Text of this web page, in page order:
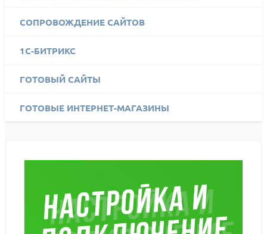
СОПРОВОЖДЕНИЕ САЙТОВ
1C-БИТРИКС
ГОТОВЫЙ САЙТЫ
ГОТОВЫЕ ИНТЕРНЕТ-МАГАЗИНЫ